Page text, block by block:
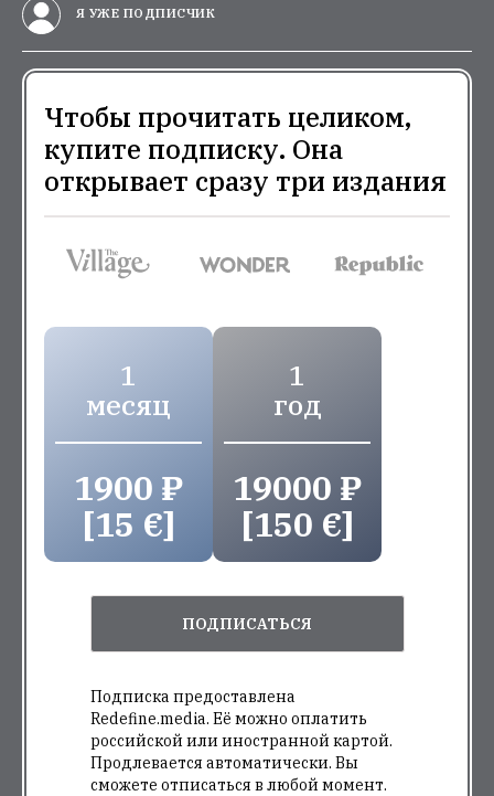
Я УЖЕ ПОДПИСЧИК
Чтобы прочитать целиком,
купите подписку. Она
открывает сразу три издания
1
месяц
1900 ₽
[15 €]
1
год
19000 ₽
[150 €]
ПОДПИСАТЬСЯ
Подписка предоставлена
Redefine.media. Её можно оплатить
российской или иностранной картой.
Продлевается автоматически. Вы
сможете отписаться в любой момент.